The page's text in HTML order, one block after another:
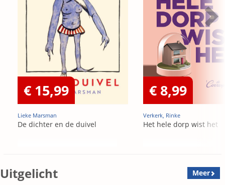
€ 15,99
Lieke Marsman
De dichter en de duivel
€ 8,99
Verkerk, Rinke
Het hele dorp wist het
Uitgelicht Meer